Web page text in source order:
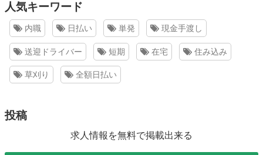
人気キーワード
内職 日払い 単発 現金手渡し
送迎ドライバー 短期 在宅 住み込み
草刈り 全額日払い
投稿
求人情報を無料で掲載出来る